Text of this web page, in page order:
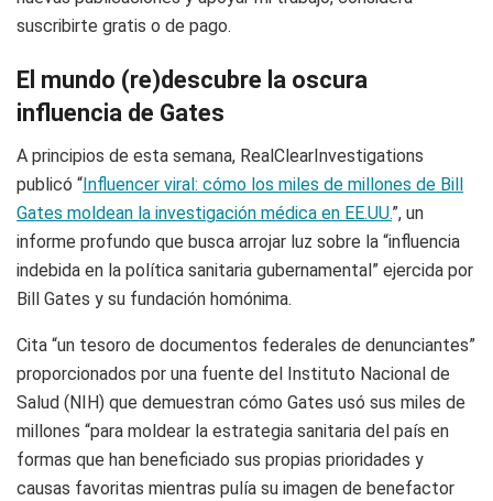
suscribirte gratis o de pago.
El mundo (re)descubre la oscura
influencia de Gates
A principios de esta semana, RealClearInvestigations
publicó “ Influencer viral: cómo los miles de millones de Bill
Gates moldean la investigación médica en EE.UU.”, un
informe profundo que busca arrojar luz sobre la “influencia
indebida en la política sanitaria gubernamental” ejercida por
Bill Gates y su fundación homónima.
Cita “un tesoro de documentos federales de denunciantes”
proporcionados por una fuente del Instituto Nacional de
Salud (NIH) que demuestran cómo Gates usó sus miles de
millones “para moldear la estrategia sanitaria del país en
formas que han beneficiado sus propias prioridades y
causas favoritas mientras pulía su imagen de benefactor